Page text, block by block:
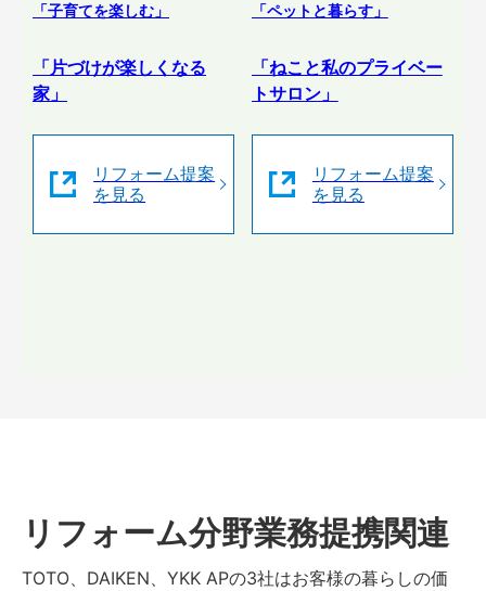
「子育てを楽しむ」
「片づけが楽しくなる
家」
リフォーム提案
を見る
「ペットと暮らす」
「ねこと私のプライベー
トサロン」
リフォーム提案
を見る
リフォーム分野業務提携関連
TOTO、DAIKEN、YKK APの3社はお客様の暮らしの価